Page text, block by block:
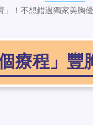
！不想錯過獨家美胸
療程」豐